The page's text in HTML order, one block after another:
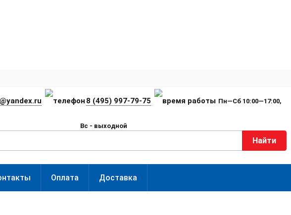
8 (495) 997-79-75 Пн—Сб 10:00—17:00,
Вс - выходной
Найти
Оплата Доставка